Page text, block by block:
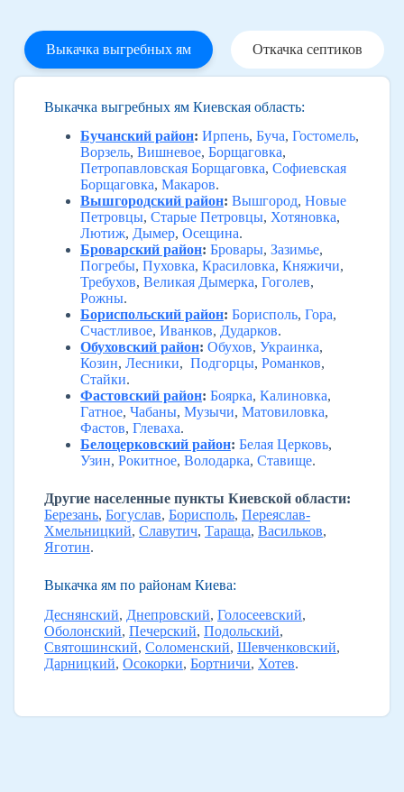
Выкачка выгребных ям Откачка септиков
Выкачка выгребных ям Киевская область:
Бучанский район: Ирпень, Буча, Гостомель,
Ворзель, Вишневое, Борщаговка,
Петропавловская Борщаговка, Софиевская
Борщаговка, Макаров.
Вышгородский район: Вышгород, Новые
Петровцы, Старые Петровцы, Хотяновка,
Лютиж, Дымер, Осещина.
Броварский район: Бровары, Зазимье,
Погребы, Пуховка, Красиловка, Княжичи,
Требухов, Великая Дымерка, Гоголев,
Рожны.
Бориспольский район: Борисполь, Гора,
Счастливое, Иванков, Дударков.
Обуховский район: Обухов, Украинка,
Козин, Лесники, Подгорцы, Романков,
Стайки.
Фастовский район: Боярка, Калиновка,
Гатное, Чабаны, Музычи, Матовиловка,
Фастов, Глеваха.
Белоцерковский район: Белая Церковь,
Узин, Рокитное, Володарка, Ставище.
Другие населенные пункты Киевской области:
Березань, Богуслав, Борисполь, Переяслав-
Хмельницкий, Славутич, Тараща, Васильков,
Яготин.
Выкачка ям по районам Киева:
Деснянский, Днепровский, Голосеевский,
Оболонский, Печерский, Подольский,
Святошинский, Соломенский, Шевченковский,
Дарницкий, Осокорки, Бортничи, Хотев.